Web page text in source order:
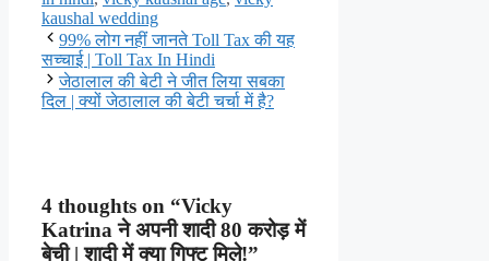
kaushal wedding
99% लोग नहीं जानते Toll Tax की यह
सच्चाई | Toll Tax In Hindi
जेठालाल की बेटी ने जीत लिया सबका
दिल | क्यों जेठालाल की बेटी चर्चा में है?
4 thoughts on “Vicky
Katrina ने अपनी शादी 80 करोड़ में
बेची | शादी में क्या गिफ्ट मिले!”